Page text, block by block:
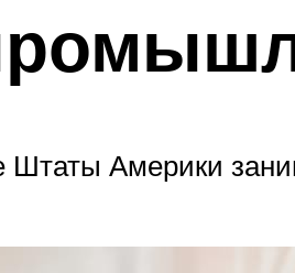
Штаты Америки